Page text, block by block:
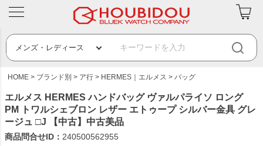
HOME ブランド別 ア行 HERMES｜エルメス バッグ
エルメス HERMES ハンドバッグ ヴァルパライソ ロング
PM トワルシェブロン レザー エトゥープ シルバー金具 グレ
ージュ □J 【中古】中古美品
商品問合せID： 240500562955